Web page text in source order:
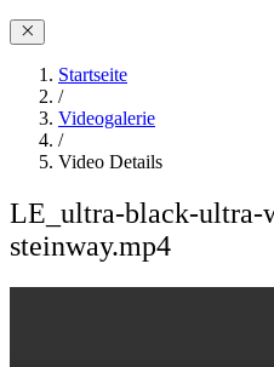
Startseite
/
Videogalerie
/
Video Details
LE_ultra-black-
steinway.mp4